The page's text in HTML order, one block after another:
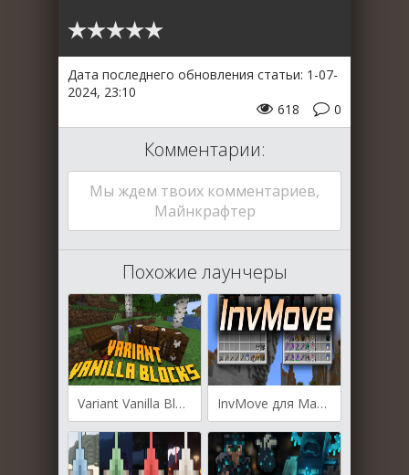
Дата последнего обновления статьи: 1-07-
2024, 23:10
0
618
Комментарии:
Мы ждем твоих комментариев,
Майнкрафтер
Похожие лаунчеры
Variant Vanilla Blocks для Майнкрафт [1.21, 1.20.4, 1.20.2] InvMove для Майнкрафт [1.21, 1.20.6, 1.20.5]